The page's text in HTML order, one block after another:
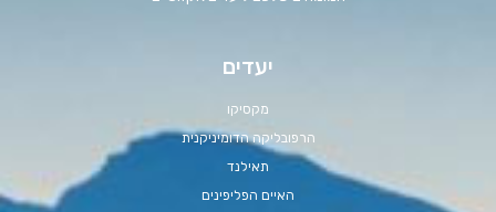
יעדים
מקסיקו
הרפובליקה הדומיניקנית
תאילנד
האיים הפליפינים